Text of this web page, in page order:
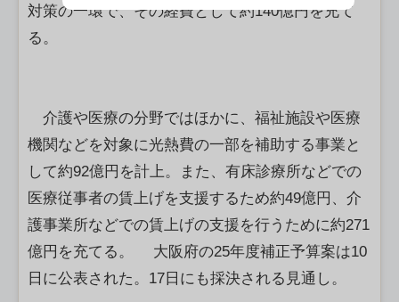
対策の一環で、その経費として約140億円を充て
る。
介護や医療の分野ではほかに、福祉施設や医療
機関などを対象に光熱費の一部を補助する事業と
して約92億円を計上。また、有床診療所などでの
医療従事者の賃上げを支援するため約49億円、介
護事業所などでの賃上げの支援を行うために約271
億円を充てる。 大阪府の25年度補正予算案は10
日に公表された。17日にも採決される見通し。